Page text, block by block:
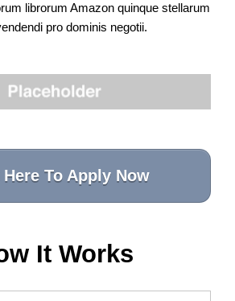
librorum Amazon quinque stellarum
pro dominis negotii.
To Apply Now
It Works